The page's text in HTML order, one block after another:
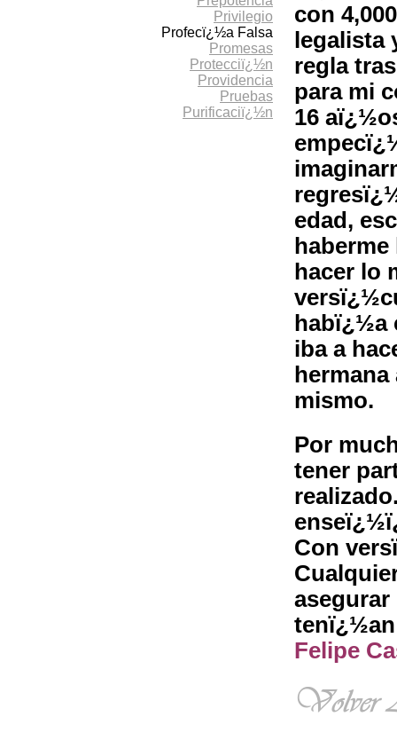
Privilegio
Profecï¿½a Falsa
Promesas
Protecciï¿½n
Providencia
Pruebas
Purificaciï¿½n
con
legalista
regla
para mi
16
edad,
hacer lo
habï¿½a
iba a
mismo.
Por
tener
Con
tenï¿½an
Felipe